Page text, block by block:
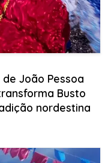
João Pessoa
Busto
nordestina